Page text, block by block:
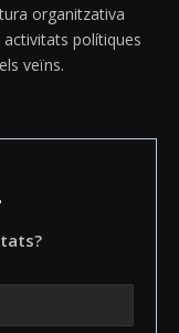
organitzativa
polítiques
veïns.